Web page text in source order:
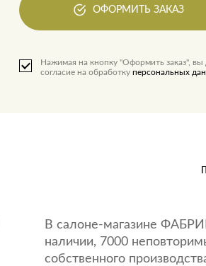
ОФОРМИТЬ ЗАКАЗ
Нажимая на кнопку "Оформить заказ", вы
согласие на обработку персональных
В салоне-магазине
наличии, 7000
собственного